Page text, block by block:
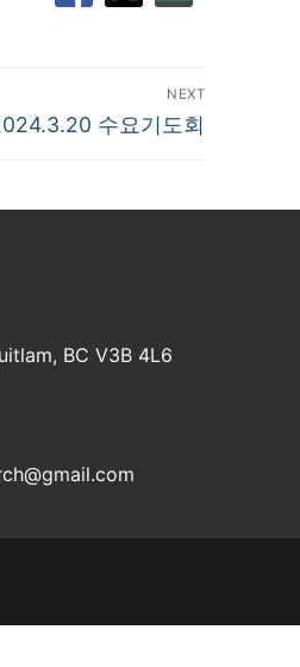
NEXT
수요기도회
BC V3B 4L6